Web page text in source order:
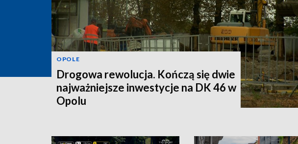
OPOLE
Drogowa rewolucja. Kończą się dwie
najważniejsze inwestycje na DK 46 w
Opolu